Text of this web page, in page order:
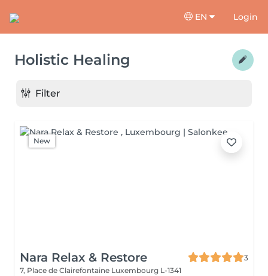
EN Login
Holistic Healing
Filter
New
Nara Relax & Restore
3
7, Place de Clairefontaine Luxembourg L-1341